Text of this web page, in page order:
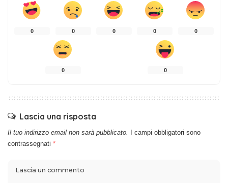
0 0 0 0 0
0 0
Lascia una risposta
Il tuo indirizzo email non sarà pubblicato.
I campi obbligatori sono
contrassegnati *